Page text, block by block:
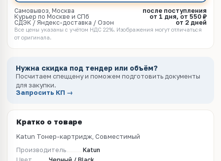
Самовывоз, Москва
после поступления
Курьер по Москве и СПб
от 1 дня, от 550 ₽
СДЭК / Яндекс-доставка / Озон
от 2 дней
Все цены указаны с учётом НДС 22%. Изображения могут отличаться
от оригинала.
Нужна скидка под тендер или объём?
Посчитаем спеццену и поможем подготовить документы
для закупки.
Запросить КП →
Кратко о товаре
Katun Тонер-картридж, Совместимый
Производитель
Katun